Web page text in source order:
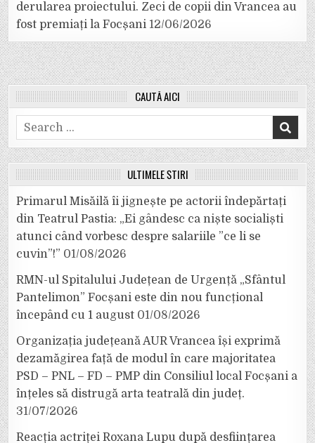
derularea proiectului. Zeci de copii din Vrancea au
fost premiați la Focșani 12/06/2026
CAUTĂ AICI
Search
for:
ULTIMELE ȘTIRI
Primarul Misăilă îi jignește pe actorii îndepărtați
din Teatrul Pastia: „Ei gândesc ca niște socialiști
atunci când vorbesc despre salariile ”ce li se
cuvin”!” 01/08/2026
RMN-ul Spitalului Județean de Urgență „Sfântul
Pantelimon” Focșani este din nou funcțional
începând cu 1 august 01/08/2026
Organizația județeană AUR Vrancea își exprimă
dezamăgirea față de modul în care majoritatea
PSD – PNL – FD – PMP din Consiliul local Focșani a
înțeles să distrugă arta teatrală din județ.
31/07/2026
Reacția actriței Roxana Lupu după desființarea